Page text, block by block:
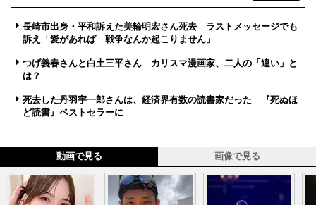
長崎市出身・平和訴えた美輪明宏さん死去 ラストメッセージでも
訴え「愛があれば 戦争なんか起こりません」
つげ義春さんと白土三平さん カリスマ漫画家、二人の「違い」と
は？
死去した丹羽宇一郎さんは、経済界有数の読書家だった 『死ぬほ
ど読書』ベストセラーに
動画で見る 画像で見る